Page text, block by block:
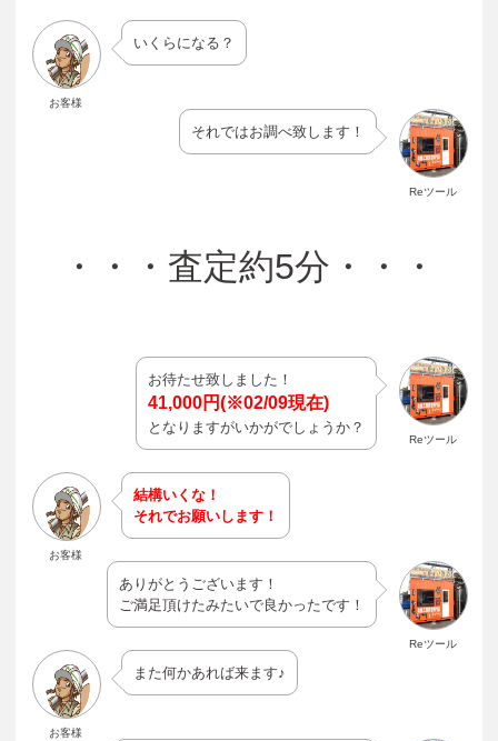
お客様
いくらになる？
Reツール
それではお調べ致します！
・・・ 査定約5分・・・
Reツール
お待たせ致しました！
41,000円(※02/09現在)
となりますがいかがでしょうか？
お客様
結構いくな！
それでお願いします！
Reツール
ありがとうございます！
ご満足頂けたみたいで良かったです！
お客様
また何かあれば来ます♪